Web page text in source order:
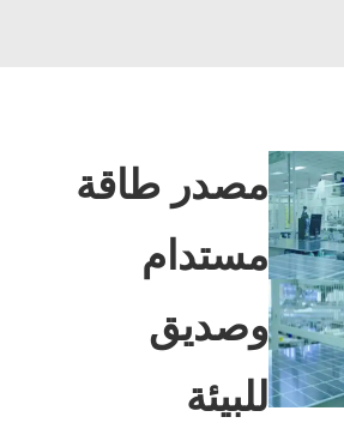
مصدر طاقة
مستدام
وصديق
للبيئة